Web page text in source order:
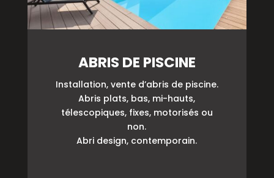
ABRIS DE PISCINE
Installation, vente d’abris de piscine.
Abris plats, bas, mi-hauts,
télescopiques, fixes, motorisés ou
non.
Abri design, contemporain.